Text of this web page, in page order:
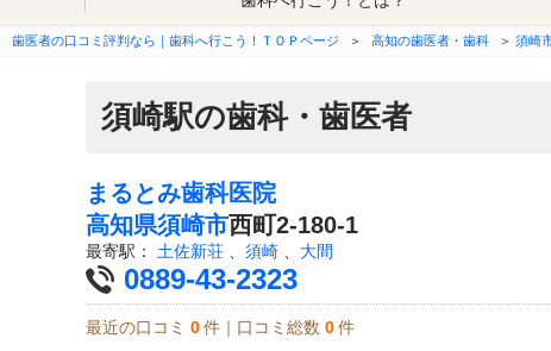
歯医者の口コミ評判なら｜歯科へ行こう！ＴＯＰページ ＞ 高知の歯医者・歯科 ＞ 須崎
須崎駅の歯科・歯医者
まるとみ歯科医院
高知県須崎市西町2-180-1
最寄駅： 土佐新荘 須崎 大間
0889-43-2323
最近の口コミ 0 件｜口コミ総数 0 件